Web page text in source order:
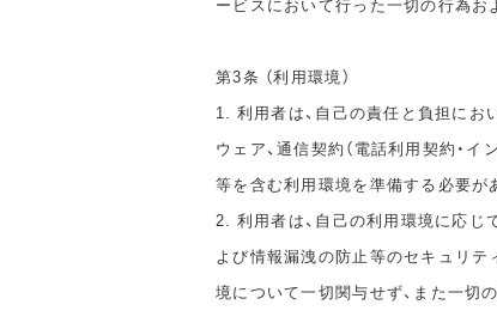
第3条 （利用環境）
1. 利用者は、自己の責任と負担にお
ウェア、通信契約（電話利用契約・
等を含む利用環境を準備する必要が
2. 利用者は、自己の利用環境に応じ
よび情報漏洩の防止等のセキュリテ
境について一切関与せず、また一切